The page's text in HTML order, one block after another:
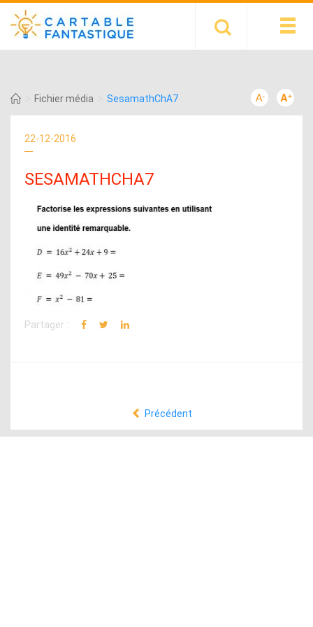
Fichier média SesamathChA7
22-12-2016
SESAMATHCHA7
Partager :
Précédent